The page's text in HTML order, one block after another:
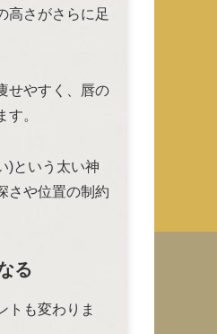
高さがさらに足
せやすく、唇の
。
)という太い神
さや位置の制約
る
トも変わりま